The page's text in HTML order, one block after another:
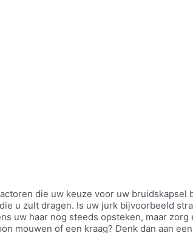
die uw keuze voor uw
u zult dragen. Is uw jurk bijvoorbeeld
uw haar nog steeds opsteken, maar
mouwen of een kraag? Denk dan aan